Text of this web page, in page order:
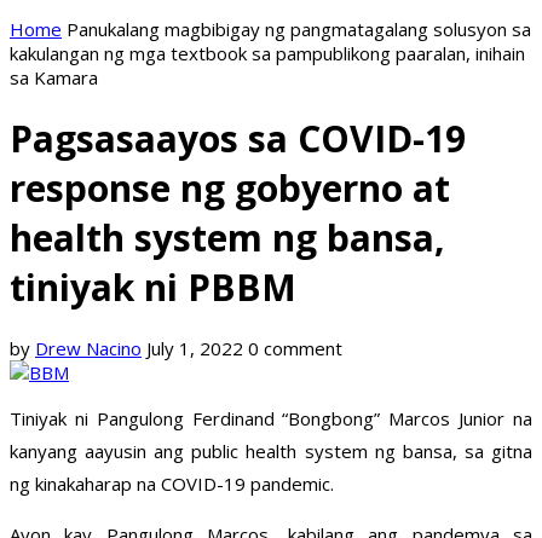
Home Panukalang magbibigay ng pangmatagalang solusyon sa
kakulangan ng mga textbook sa pampublikong paaralan, inihain
sa Kamara
Pagsasaayos sa COVID-19
response ng gobyerno at
health system ng bansa,
tiniyak ni PBBM
by Drew Nacino July 1, 2022 0 comment
Tiniyak ni Pangulong Ferdinand “Bongbong” Marcos Junior na
kanyang aayusin ang public health system ng bansa, sa gitna
ng kinakaharap na COVID-19 pandemic.